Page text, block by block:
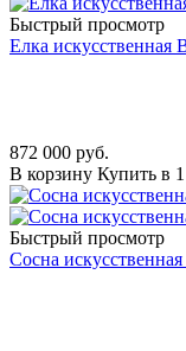
Быстрый просмотр
Елка искусственная
872 000 руб.
В корзину Купить в
Быстрый просмотр
Сосна